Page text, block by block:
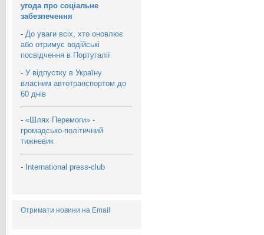
угода про соціальне
забезпечення
- До уваги всіх, хто оновлює
або отримує водійські
посвідчення в Португалії
- У відпустку в Україну
власним автотранспортом до
60 днів
- «Шлях Перемоги» -
громадсько-політичний
тижневик
- International press-club
Отримати новини на Email